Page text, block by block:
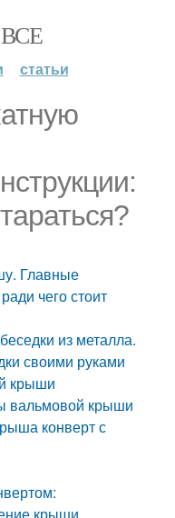
статьи
Главные
чего стоит
из металла.
своими руками
крыши
вальмовой крыши
конверт с